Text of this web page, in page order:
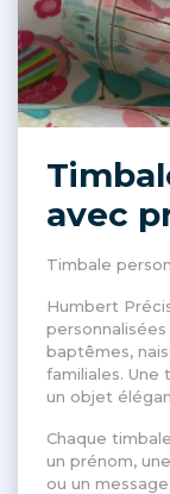
avec
Timbale
Humbert
baptêmes,
familiales. Une
un objet
Chaque
un prénom,
ou un